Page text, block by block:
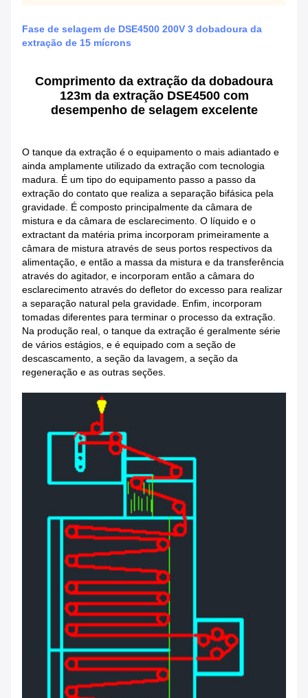
Fase de selagem de DSE4500 200V 3 dobadoura da
extração de 15 mícrons
Comprimento da extração da dobadoura
123m da extração DSE4500 com
desempenho de selagem excelente
O tanque da extração é o equipamento o mais adiantado e
ainda amplamente utilizado da extração com tecnologia
madura. É um tipo do equipamento passo a passo da
extração do contato que realiza a separação bifásica pela
gravidade. É composto principalmente da câmara de
mistura e da câmara de esclarecimento. O líquido e o
extractant da matéria prima incorporam primeiramente a
câmara de mistura através de seus portos respectivos da
alimentação, e então a massa da mistura e da transferência
através do agitador, e incorporam então a câmara do
esclarecimento através do defletor do excesso para realizar
a separação natural pela gravidade. Enfim, incorporam
tomadas diferentes para terminar o processo da extração.
Na produção real, o tanque da extração é geralmente série
de vários estágios, e é equipado com a seção de
descascamento, a seção da lavagem, a seção da
regeneração e as outras seções.